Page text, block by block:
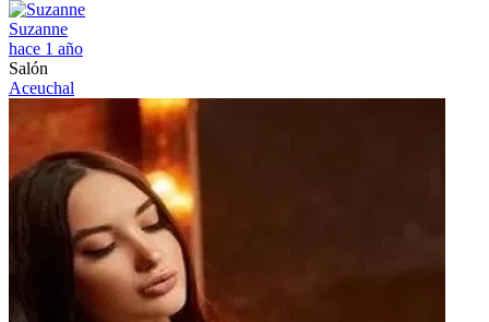
Suzanne
hace 1 año
Salón
Aceuchal